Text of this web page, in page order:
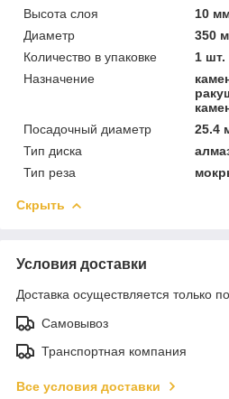
Высота слоя
10
Диаметр
350
Количество в упаковке
1 шт.
Назначение
Посадочный диаметр
25.4
Тип диска
Тип реза
Скрыть
Условия доставки
Доставка осуществляется только
Самовывоз
Транспортная компания
Все условия доставки